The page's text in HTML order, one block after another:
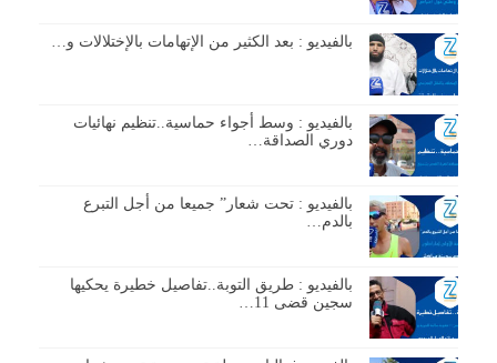
بالفيديو : بعد الكثير من الإتهامات بالإختلالات و…
بالفيديو : وسط أجواء حماسية..تنظيم نهائيات
دوري الصداقة…
بالفيديو : تحت شعار” جميعا من أجل التبرع
بالدم…
بالفيديو : طريق التوبة..تفاصيل خطيرة يحكيها
سجين قضى 11…